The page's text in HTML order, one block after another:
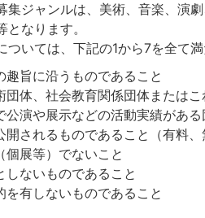
集ジャンルは、美術、音楽、演
なります。
ついては、下記の1から7を全て満
趣旨に沿うものであること
団体、社会教育関係団体または
公演や展示などの活動実績がある
されるものであること（有料、
展等）でないこと
しないものであること
を有しないものであること